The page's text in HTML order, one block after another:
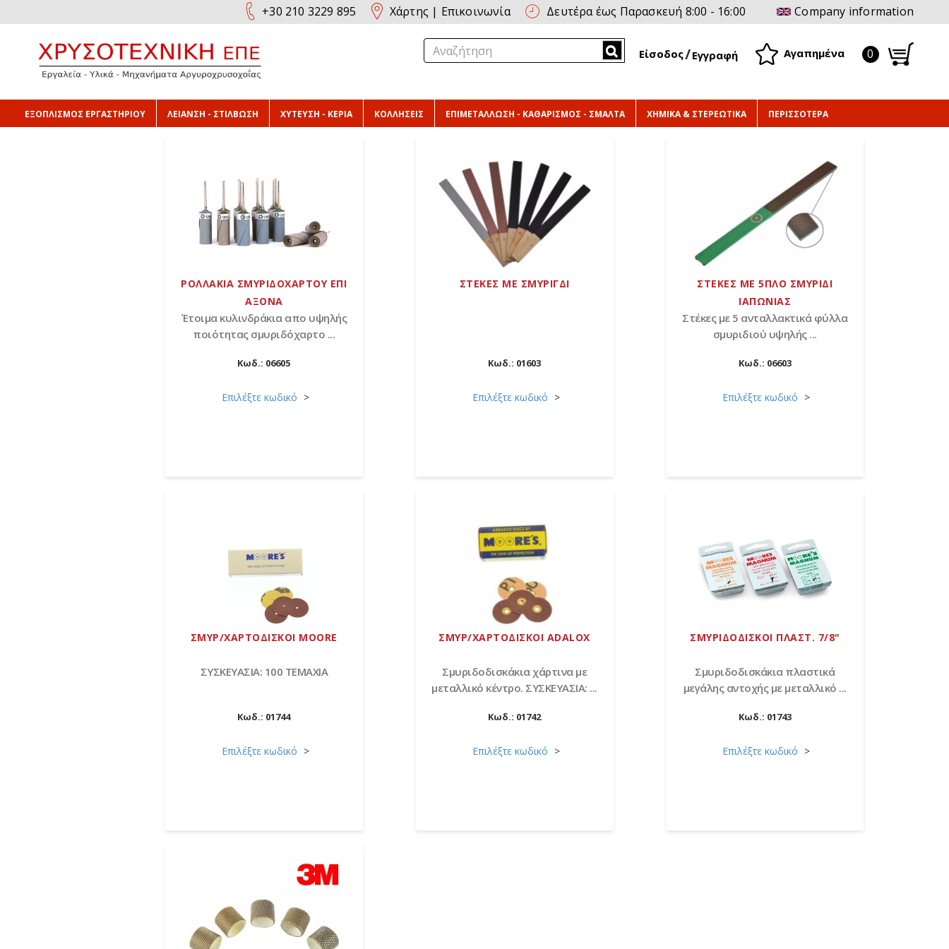
+30 210 3229 895 Χάρτης | Επικοινωνία Δευτέρα έως Παρασκευή 8:00 - 16:00 Company information
Είσοδος Εγγραφή Αγαπημένα 0
ΕΞΟΠΛΙΣΜΟΣ ΕΡΓΑΣΤΗΡΙΟΥ ΛΕΙΑΝΣΗ - ΣΤΙΛΒΩΣΗ ΧΥΤΕΥΣΗ - ΚΕΡΙΑ ΚΟΛΛΗΣΕΙΣ ΕΠΙΜΕΤΑΛΛΩΣΗ - ΚΑΘΑΡΙΣΜΟΣ - ΣΜΑΛΤΑ ΧΗΜΙΚΑ & ΣΤΕΡΕΩΤΙΚΑ ΠΕΡΙΣΣΟΤΕΡΑ
ΡΟΛΛΑΚΙΑ ΣΜΥΡΙΔΟΧΑΡΤΟΥ ΕΠΙ
ΑΞΟΝΑ
Έτοιμα κυλινδράκια απο υψηλής
ποιότητας σμυριδόχαρτο ...
Κωδ.: 06605
Επιλέξτε κωδικό
ΣΤΕΚΕΣ ΜΕ ΣΜΥΡΙΓΔΙ
Κωδ.: 01603
Επιλέξτε κωδικό
ΣΤΕΚΕΣ ΜΕ 5ΠΛΟ ΣΜΥΡΙΔΙ
ΙΑΠΩΝΙΑΣ
Στέκες με 5 ανταλλακτικά φύλλα
σμυριδιού υψηλής ...
Κωδ.: 06603
Επιλέξτε κωδικό
ΣΜΥΡ/ΧΑΡΤΟΔΙΣΚΟΙ MOORE
ΣΥΣΚΕΥΑΣΙΑ: 100 ΤΕΜΑΧΙΑ
Κωδ.: 01744
Επιλέξτε κωδικό
ΣΜΥΡ/ΧΑΡΤΟΔΙΣΚΟΙ ADALOX
Σμυριδοδισκάκια χάρτινα με
μεταλλικό κέντρο. ΣΥΣΚΕΥΑΣΙΑ: ...
Κωδ.: 01742
Επιλέξτε κωδικό
ΣΜΥΡΙΔΟΔΙΣΚΟΙ ΠΛΑΣΤ. 7/8"
Σμυριδοδισκάκια πλαστικά
μεγάλης αντοχής με μεταλλικό ...
Κωδ.: 01743
Επιλέξτε κωδικό